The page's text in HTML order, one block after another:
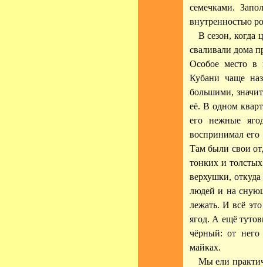
семечками.
внутренностью
В сезон, когда
сваливали дома
Особое место в
Кубани чаще
большими,
её. В одном
его нежные
воспринимал
Там были свои
тонких и
верхушки,
людей и на
лежать. И всё
ягод. А ещё
чёрный: от него
майках.
Мы ели